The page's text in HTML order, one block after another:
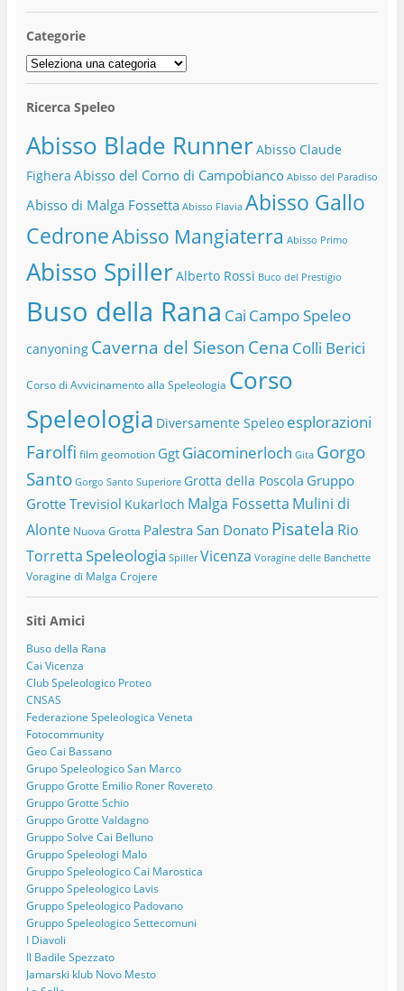
Categorie
Categorie
Ricerca Speleo
Abisso Blade RunnerAbisso Claude
Fighera Abisso del Corno di Campobianco Abisso del Paradiso
Abisso di Malga Fossetta Abisso Flavia Abisso Gallo
CedroneAbisso Mangiaterra Abisso Primo
Abisso SpillerAlberto Rossi Buco del Prestigio
Buso della Rana Cai Campo Speleo
canyoning Caverna del Sieson Cena Colli Berici
Corso di Avvicinamento alla Speleologia Corso
Speleologia Diversamente Speleo esplorazioni
Farolfi film geomotion Ggt Giacominerloch Gita Gorgo
Santo Gorgo Santo Superiore Grotta della Poscola Gruppo
Grotte Trevisiol Kukarloch Malga Fossetta Mulini di
Alonte Nuova Grotta Palestra San Donato Pisatela Rio
TorrettaSpeleologia Spiller Vicenza Voragine delle Banchette
Voragine di Malga Crojere
Siti Amici
Buso della Rana
Cai Vicenza
Club Speleologico Proteo
CNSAS
Federazione Speleologica Veneta
Fotocommunity
Geo Cai Bassano
Grupo Speleologico San Marco
Gruppo Grotte Emilio Roner Rovereto
Gruppo Grotte Schio
Gruppo Grotte Valdagno
Gruppo Solve Cai Belluno
Gruppo Speleologi Malo
Gruppo Speleologico Cai Marostica
Gruppo Speleologico Lavis
Gruppo Speleologico Padovano
Gruppo Speleologico Settecomuni
I Diavoli
Il Badile Spezzato
Jamarski klub Novo Mesto